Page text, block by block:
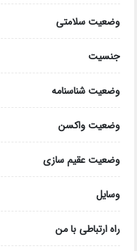
وضعیت سلامتی
جنسیت
وضعیت شناسنامه
وضعیت واکسن
وضعیت عقیم سازی
وسایل
راه ارتباطی با من